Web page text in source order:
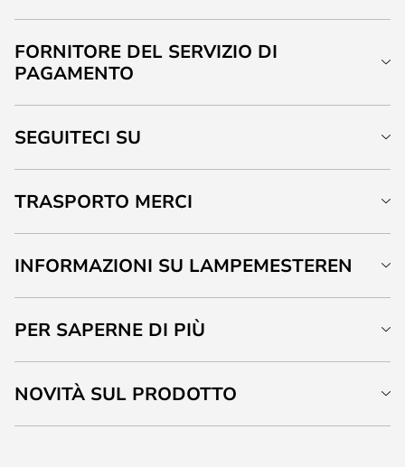
FORNITORE DEL SERVIZIO DI
PAGAMENTO
SEGUITECI SU
TRASPORTO MERCI
INFORMAZIONI SU LAMPEMESTEREN
PER SAPERNE DI PIÙ
NOVITÀ SUL PRODOTTO